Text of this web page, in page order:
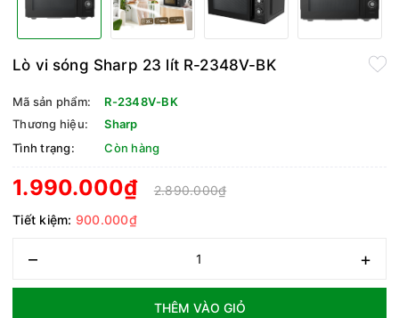
Lò vi sóng Sharp 23 lít R-2348V-BK
Mã sản phẩm:
R-2348V-BK
Thương hiệu:
Sharp
Tình trạng:
Còn hàng
1.990.000₫
2.890.000₫
Tiết kiệm: 900.000₫
– +
THÊM VÀO GIỎ